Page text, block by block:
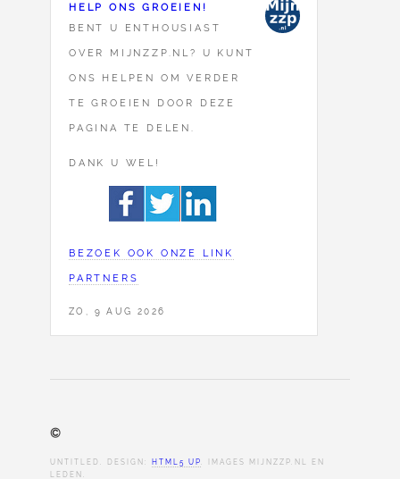
HELP ONS GROEIEN!
BENT U ENTHOUSIAST
OVER MIJNZZP.NL? U KUNT
ONS HELPEN OM VERDER
TE GROEIEN DOOR DEZE
PAGINA TE DELEN.
DANK U WEL!
BEZOEK OOK ONZE LINK
PARTNERS
ZO, 9 AUG 2026
©
UNTITLED. DESIGN: HTML5 UP. IMAGES MIJNZZP.NL EN
LEDEN.